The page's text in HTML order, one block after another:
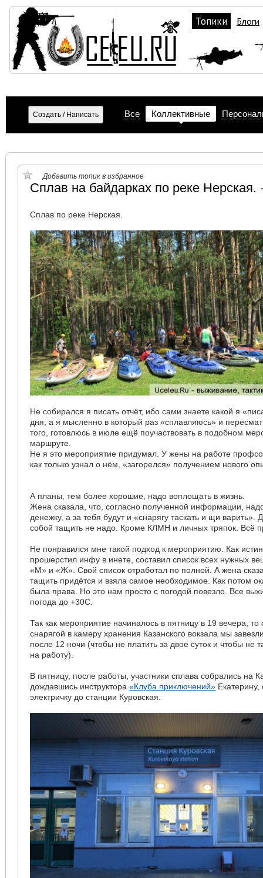
Топики Блоги
Все Коллективные
Добавить топик в избранное
Сплав на байдарках по реке
Сплав по реке Нерская.
Не собирался я писать отчёт, ибо сами знаете какой я
дня, а я мысленно в который раз «сплавляюсь» и
того, готовлюсь в июле ещё поучаствовать в подобном
маршруте.
Не я это мероприятие придумал. У жены на работе
как только узнал о нём, «загорелся» получением нового
А планы, тем более хорошие, надо воплощать в жизнь.
Жена сказала, что, согласно полученной информации,
денежку, а за тебя будут и «снарягу таскать и щи варить».
собой тащить не надо. Кроме КЛМН и личных тряпок. Всё
Не понравился мне такой подход к мероприятию. Как
прошерстил инфу в инете, составил список всех нужных
«М» и «Ж». Свой список отработал по полной. А жена
тащить придётся и взяла самое необходимое. Как потом
была права. Но это нам просто с погодой повезло. Все
погода до +30С.
Так как мероприятие начиналось в пятницу в 19 вечера,
снарягой в камеру хранения Казанского вокзала мы
после 12 ночи (чтобы не платить за двое суток и чтобы не
на работу).
В пятницу, после работы, участники сплава собрались на
дождавшись инструктора«Клуба приключений»
электричку до станции Куровская.